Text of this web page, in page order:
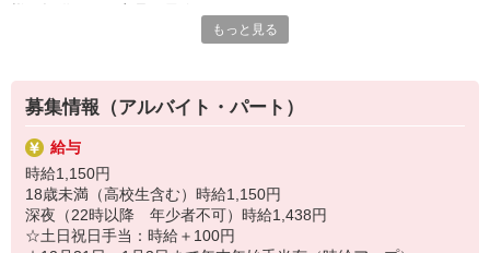
紙ではなくあなた自身のお人柄を見たいので、面接では自分らし
くのびのびとお話してみてくださいね！
＜未経験OK＞
調理経験がなくても問題なし！
業務はイチから丁寧にお教えするので、経験の有無に関わらず安
心してご応募ください。
＜嬉しい割引特典あり＞
マニュアルに基づきひとつひとつ丁寧に教えていきます。未経験の
もっと見る
募集情報（アルバイト・パート）
給与
時給1,150円
18歳未満（高校生含む）時給1,150円
深夜（22時以降 年少者不可）時給1,438円
☆土日祝日手当：時給＋100円